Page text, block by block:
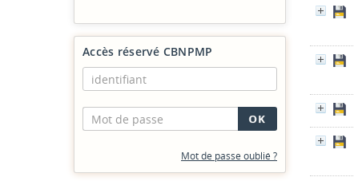
Accès réservé CBNPMP
Mot de passe oublié ?